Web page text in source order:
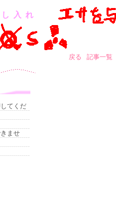
入れ
戻る 記事一覧
てくだ
ませ